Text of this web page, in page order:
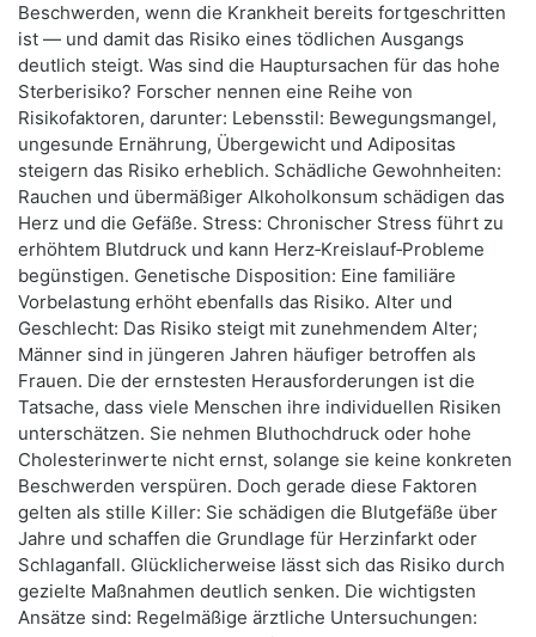
Beschwerden, wenn die Krankheit bereits fortgeschritten
ist — und damit das Risiko eines tödlichen Ausgangs
deutlich steigt. Was sind die Hauptursachen für das hohe
Sterberisiko? Forscher nennen eine Reihe von
Risikofaktoren, darunter: Lebensstil: Bewegungsmangel,
ungesunde Ernährung, Übergewicht und Adipositas
steigern das Risiko erheblich. Schädliche Gewohnheiten:
Rauchen und übermäßiger Alkoholkonsum schädigen das
Herz und die Gefäße. Stress: Chronischer Stress führt zu
erhöhtem Blutdruck und kann Herz‑Kreislauf‑Probleme
begünstigen. Genetische Disposition: Eine familiäre
Vorbelastung erhöht ebenfalls das Risiko. Alter und
Geschlecht: Das Risiko steigt mit zunehmendem Alter;
Männer sind in jüngeren Jahren häufiger betroffen als
Frauen. Die der ernstesten Herausforderungen ist die
Tatsache, dass viele Menschen ihre individuellen Risiken
unterschätzen. Sie nehmen Bluthochdruck oder hohe
Cholesterinwerte nicht ernst, solange sie keine konkreten
Beschwerden verspüren. Doch gerade diese Faktoren
gelten als stille Killer: Sie schädigen die Blutgefäße über
Jahre und schaffen die Grundlage für Herzinfarkt oder
Schlaganfall. Glücklicherweise lässt sich das Risiko durch
gezielte Maßnahmen deutlich senken. Die wichtigsten
Ansätze sind: Regelmäßige ärztliche Untersuchungen: